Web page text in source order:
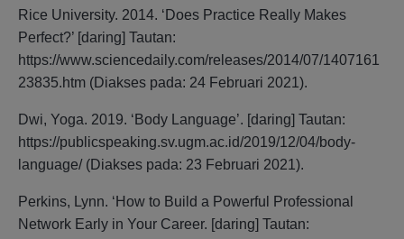
Rice University. 2014. ‘Does Practice Really Makes
Perfect?’ [daring] Tautan:
https://www.sciencedaily.com/releases/2014/07/1407161
23835.htm (Diakses pada: 24 Februari 2021).
Dwi, Yoga. 2019. ‘Body Language’. [daring] Tautan:
https://publicspeaking.sv.ugm.ac.id/2019/12/04/body-
language/ (Diakses pada: 23 Februari 2021).
Perkins, Lynn. ‘How to Build a Powerful Professional
Network Early in Your Career. [daring] Tautan: